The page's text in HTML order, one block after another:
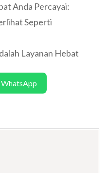
Anda Percayai:
Seperti
Layanan Hebat
WhatsApp